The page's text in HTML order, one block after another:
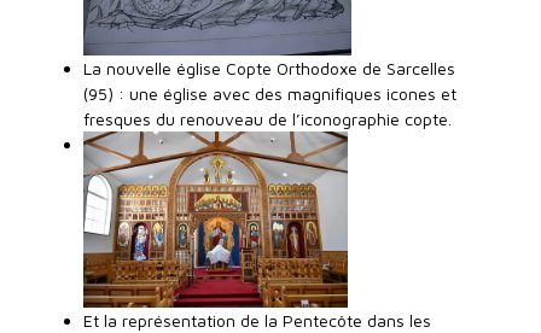
La nouvelle église Copte Orthodoxe de Sarcelles
(95) : une église avec des magnifiques icones et
fresques du renouveau de l’iconographie copte.
Et la représentation de la Pentecôte dans les